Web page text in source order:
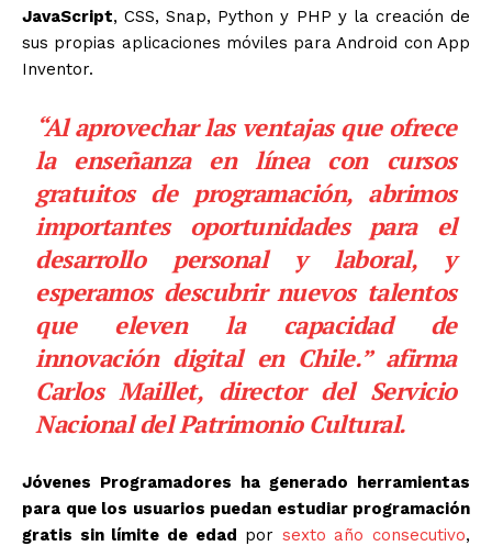
JavaScript, CSS, Snap, Python y PHP y la creación de
sus propias aplicaciones móviles para Android con App
Inventor.
“Al aprovechar las ventajas que ofrece
la enseñanza en línea con cursos
gratuitos de programación, abrimos
importantes oportunidades para el
desarrollo personal y laboral, y
esperamos descubrir nuevos talentos
que eleven la capacidad de
innovación digital en Chile.” afirma
Carlos Maillet, director del Servicio
Nacional del Patrimonio Cultural.
Jóvenes Programadores ha generado herramientas
para que los usuarios puedan estudiar programación
gratis sin límite de edad por sexto año consecutivo,